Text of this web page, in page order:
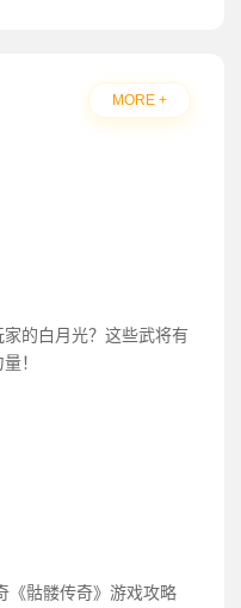
MORE +
的白月光？这些武将有
！
《骷髅传奇》游戏攻略